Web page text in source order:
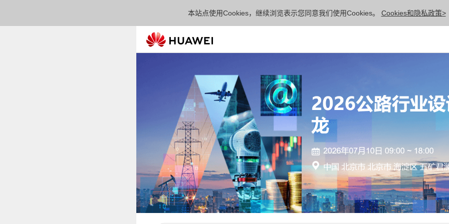
本站点使用Cookies，继续浏览表示您同意我们使用Cookies。 Cookies和隐私政策>